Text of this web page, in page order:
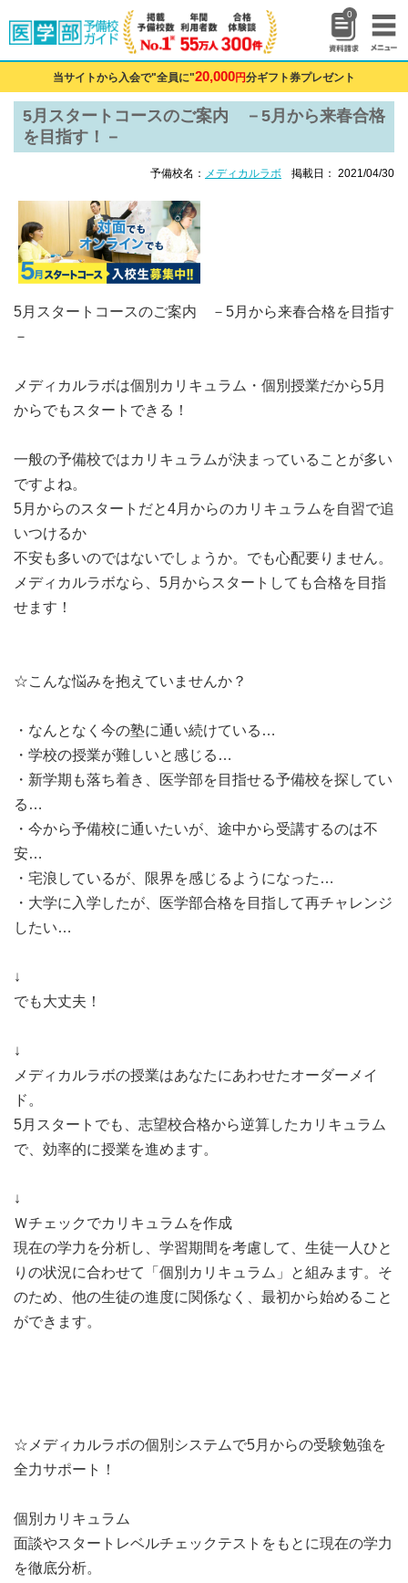
0
当サイトから入会で"全員に"20,000円分ギフト券プレゼント
5月スタートコースのご案内 －5月から来春合格
を目指す！－
予備校名： メディカルラボ 掲載日： 2021/04/30
5月スタートコースのご案内 －5月から来春合格を目指す
－
メディカルラボは個別カリキュラム・個別授業だから5月
からでもスタートできる！
一般の予備校ではカリキュラムが決まっていることが多い
ですよね。
5月からのスタートだと4月からのカリキュラムを自習で追
いつけるか
不安も多いのではないでしょうか。でも心配要りません。
メディカルラボなら、5月からスタートしても合格を目指
せます！
☆こんな悩みを抱えていませんか？
・なんとなく今の塾に通い続けている…
・学校の授業が難しいと感じる…
・新学期も落ち着き、医学部を目指せる予備校を探してい
る…
・今から予備校に通いたいが、途中から受講するのは不
安…
・宅浪しているが、限界を感じるようになった…
・大学に入学したが、医学部合格を目指して再チャレンジ
したい…
↓
でも大丈夫！
↓
メディカルラボの授業はあなたにあわせたオーダーメイ
ド。
5月スタートでも、志望校合格から逆算したカリキュラム
で、効率的に授業を進めます。
↓
Ｗチェックでカリキュラムを作成
現在の学力を分析し、学習期間を考慮して、生徒一人ひと
りの状況に合わせて「個別カリキュラム」と組みます。そ
のため、他の生徒の進度に関係なく、最初から始めること
ができます。
☆メディカルラボの個別システムで5月からの受験勉強を
全力サポート！
個別カリキュラム
面談やスタートレベルチェックテストをもとに現在の学力
を徹底分析。